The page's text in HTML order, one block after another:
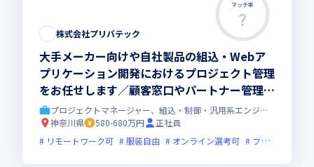
マッチ率
株式会社プリバテック
大手メーカー向けや自社製品の組込・Webア
プリケーション開発におけるプロジェクト管理
をお任せします／顧客窓口やパートナー管理な
どのマネージメントを担当していただきますプロジェクトマネージャー、組込・制御・汎用系エンジニア
神奈川県
580-680万円
正社員
リモートワーク可
服装自由 オンライン選考可 フレックス制度あり